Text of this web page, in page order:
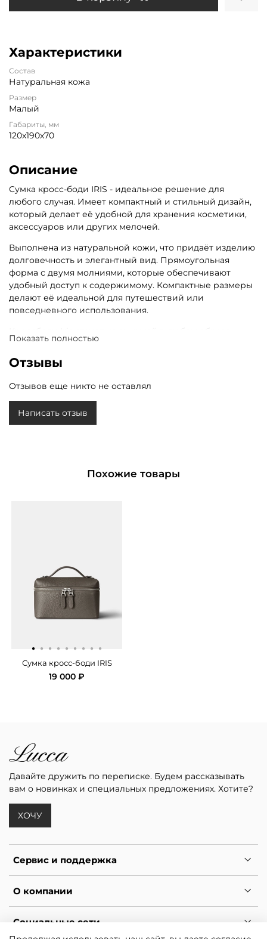
Характеристики
Состав
Натуральная кожа
Размер
Малый
Габариты, мм
120х190х70
Описание
Сумка кросс-боди IRIS - идеальное решение для
любого случая. Имеет компактный и стильный дизайн,
который делает её удобной для хранения косметики,
аксессуаров или других мелочей.
Выполнена из натуральной кожи, что придаёт изделию
долговечность и элегантный вид. Прямоугольная
форма с двумя молниями, которые обеспечивают
удобный доступ к содержимому. Компактные размеры
делают её идеальной для путешествий или
повседневного использования.
Показать полностью
Отзывы
Отзывов еще никто не оставлял
Написать отзыв
Похожие товары
·········
Сумка кросс-боди IRIS
19 000 ₽
Сервис и поддержка
О компании
Социальные сети
Давайте дружить по переписке. Будем рассказывать
вам о новинках и специальных предложениях. Хотите?
ХОЧУ